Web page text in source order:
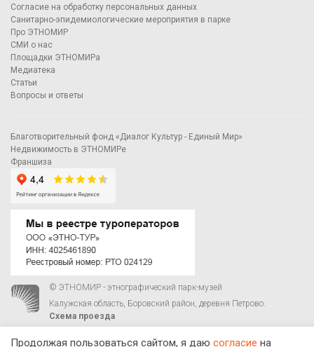
Согласие на обработку персональных данных
Санитарно-эпидемиологические мероприятия в парке
Про ЭТНОМИР
СМИ о нас
Площадки ЭТНОМИРа
Медиатека
Статьи
Вопросы и ответы
Благотворительный фонд «Диалог Культур - Единый Мир»
Недвижимость в ЭТНОМИРе
Франшиза
© ЭТНОМИР - этнографический парк-музей
Калужская область, Боровский район, деревня Петрово.
Схема проезда
Продолжая пользоваться сайтом, я даю согласие на